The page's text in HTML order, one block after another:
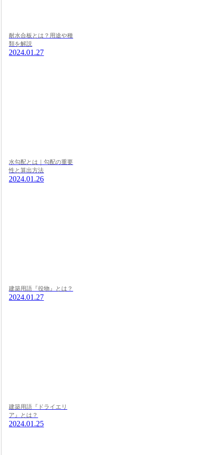
耐水合板とは？用途や種
類を解説
2024.01.27
水勾配とは｜勾配の重要
性と算出方法
2024.01.26
建築用語『役物』とは？
2024.01.27
建築用語『ドライエリ
ア』とは？
2024.01.25